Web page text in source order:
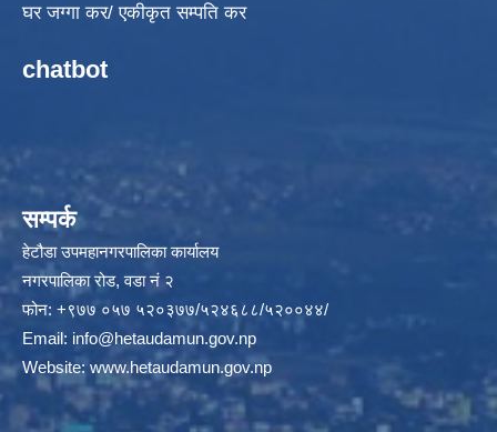
घर जग्गा कर/ एकीकृत सम्पति कर
chatbot
सम्पर्क
हेटौडा उपमहानगरपालिका कार्यालय
नगरपालिका रोड, वडा नं २
फोन: +९७७ ०५७ ५२०३७७/५२४६८८/५२००४४/
Email: info@hetaudamun.gov.np
Website: www.hetaudamun.gov.np